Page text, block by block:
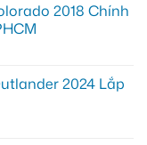
2018 Chính
2024 Lắp